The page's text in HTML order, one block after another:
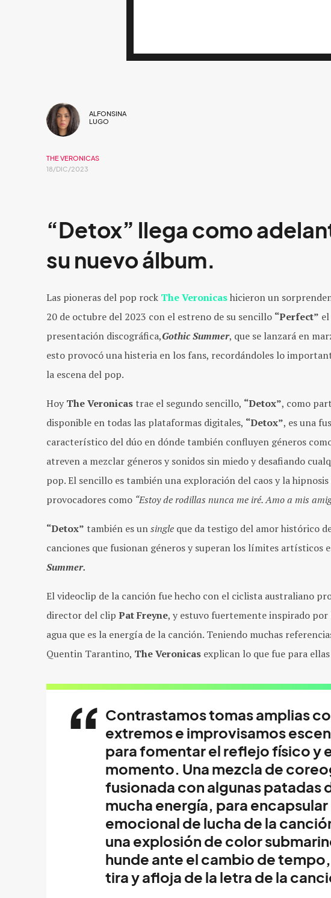
ALFONSINA
LUGO
THE VERONICAS
18/DIC/2023
“Detox” llega como
su nuevo álbum.
Las pioneras del pop rock The Veronicashicieron un
20 de octubre del 2023 con el estreno de su sencillo “Perfect” el
presentación discográfica,GothicSummer, que se lanzará en
esto provocó una histeria en los fans, recordándoles lo
la escena del pop.
Hoy The Veronicas trae el segundo sencillo, “Detox”, como
disponible en todas las plataformas digitales, “Detox”, es una
característico del dúo en dónde también confluyen géneros
atreven a mezclar géneros y sonidos sin miedo y desafiando
pop. El sencillo es también una exploración del caos y la
provocadores como “Estoy de rodillas nunca me iré. Amo a mis
“Detox” también es unsingle que da testigo del amor histórico
canciones que fusionan géneros y superan los límites artísticos
Summer.
El videoclip de la canción fue hecho con el ciclista australiano
director del clip Pat Freyne, y estuvo fuertemente inspirado por
agua que es la energía de la canción. Teniendo muchas
Quentin Tarantino, The Veronicas explican lo que fue para
Contrastamos tomas amplias
extremos e improvisamos
para fomentar el reflejo físico y
momento. Una mezcla de
fusionada con algunas patadas
mucha energía, para
emocional de lucha de la
una explosión de color
hunde ante el cambio de
tira y afloja de la letra de la